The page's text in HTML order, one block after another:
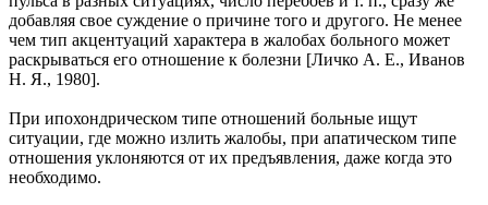
добавляя свое суждение о причине того и дру­гого. Не менее
чем тип акцентуаций характера в жалобах боль­ного может
раскрываться его отношение к болезни [Личко А. Е., Иванов
Н. Я., 1980].
При ипохондрическом типе отношений больные ищут
ситуации, где можно излить жалобы, при апа­тическом типе
отношения уклоняются от их предъявления, даже когда это
необходимо.